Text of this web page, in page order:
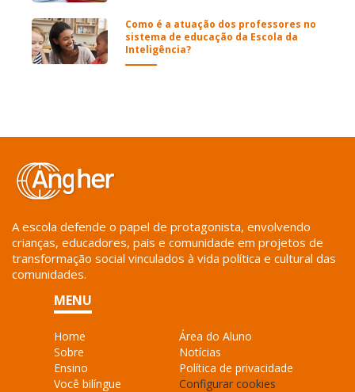
Como é a atuação dos professores no
sistema de educação da Escola da
Inteligência?
A escola defende o papel de protagonista, envolvendo
crianças, educadores, pais e comunidade em projetos de
transformação social vinculados à vida política e cultural das
comunidades.
MENU
Home
Sobre
Ensino
Você bilíngue
Área do Aluno
Notícias
Política de privacidade
Configurar cookies